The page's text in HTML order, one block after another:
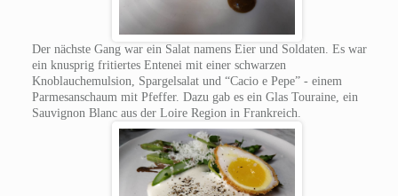
Der nächste Gang war ein Salat namens Eier und Soldaten. Es war
ein knusprig fritiertes Entenei mit einer schwarzen
Knoblauchemulsion, Spargelsalat und “Cacio e Pepe” - einem
Parmesanschaum mit Pfeffer. Dazu gab es ein Glas Touraine, ein
Sauvignon Blanc aus der Loire Region in Frankreich.